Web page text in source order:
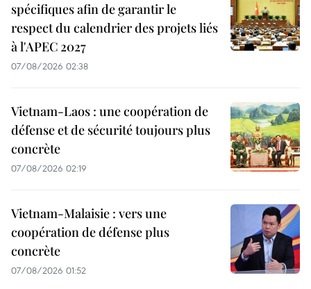
spécifiques afin de garantir le
respect du calendrier des projets liés
à l'APEC 2027
07/08/2026 02:38
Vietnam-Laos : une coopération de
défense et de sécurité toujours plus
concrète
07/08/2026 02:19
Vietnam-Malaisie : vers une
coopération de défense plus
concrète
07/08/2026 01:52